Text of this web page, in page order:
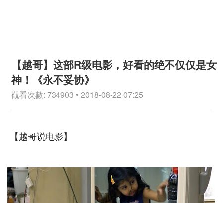
【越哥】这部R级电影，好看的绝不仅仅是女
神！《永不妥协》
觀看次數: 734903 • 2018-08-22 07:25
【越哥说电影】